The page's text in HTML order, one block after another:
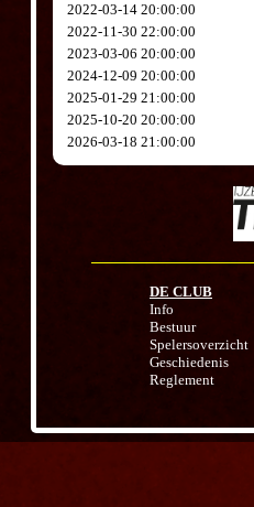
2022-03-14 20:00:00
2022-11-30 22:00:00
2023-03-06 20:00:00
2024-12-09 20:00:00
2025-01-29 21:00:00
2025-10-20 20:00:00
2026-03-18 21:00:00
DE CLUB
Info
Bestuur
Spelersoverzicht
Geschiedenis
Reglement